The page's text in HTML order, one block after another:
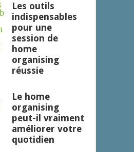
Les outils
indispensables
pour une
session de
home
organising
réussie
Le home
organising
peut-il vraiment
améliorer votre
quotidien